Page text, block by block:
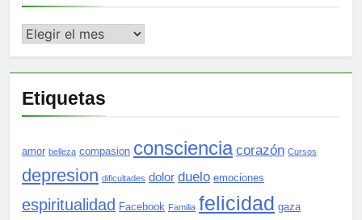
Archivos
Etiquetas
amor belleza compasion consciencia corazón Cursos
depresion dificultades dolor duelo emociones
espiritualidad Facebook Familia felicidad gaza